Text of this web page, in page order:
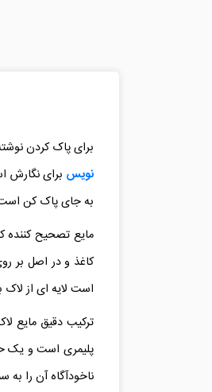
برای پاک کردن
نویس برای نگارش
به جای پاک کن
مایع تصحیح
کاغذ و در اصل بر
است لایه ای از
ترکیب دقیق مایع
پلیمری است و یک
ناخودآگاه آن را